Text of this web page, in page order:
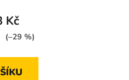
Kč
(–29 %)